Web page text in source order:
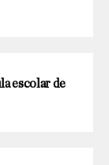
escolar de